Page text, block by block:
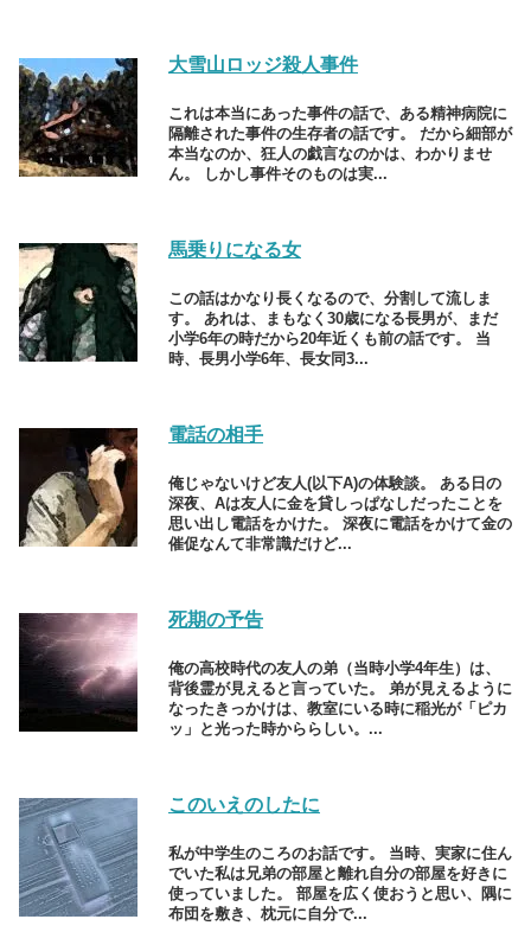
大雪山ロッジ殺人事件
これは本当にあった事件の話で、ある精神病院に
隔離された事件の生存者の話です。 だから細部が
本当なのか、狂人の戯言なのかは、わかりませ
ん。 しかし事件そのものは実...
馬乗りになる女
この話はかなり長くなるので、分割して流しま
す。 あれは、まもなく30歳になる長男が、まだ
小学6年の時だから20年近くも前の話です。 当
時、長男小学6年、長女同3...
電話の相手
俺じゃないけど友人(以下A)の体験談。 ある日の
深夜、Aは友人に金を貸しっぱなしだったことを
思い出し電話をかけた。 深夜に電話をかけて金の
催促なんて非常識だけど...
死期の予告
俺の高校時代の友人の弟（当時小学4年生）は、
背後霊が見えると言っていた。 弟が見えるように
なったきっかけは、教室にいる時に稲光が「ピカ
ッ」と光った時かららしい。...
このいえのしたに
私が中学生のころのお話です。 当時、実家に住ん
でいた私は兄弟の部屋と離れ自分の部屋を好きに
使っていました。 部屋を広く使おうと思い、隅に
布団を敷き、枕元に自分で...